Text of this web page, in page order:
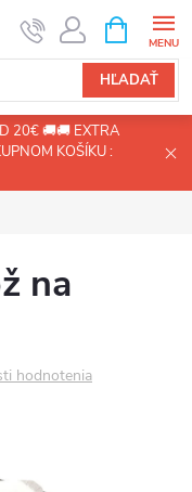
HĽADAŤ
KOŠÍK
20€ 🚚🚚 EXTRA
KOŠÍKU :
na
hodnotenia